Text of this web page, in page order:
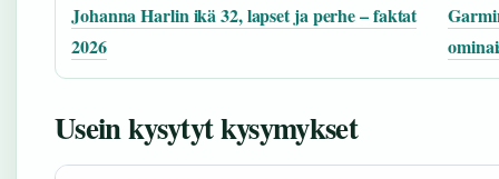
Johanna Harlin ikä 32, lapset ja perhe – faktat
2026
Usein kysytyt kysymykset